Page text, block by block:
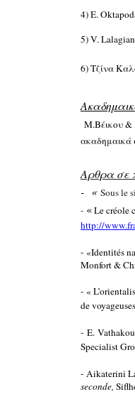
4)E.
5) V.
6) Τζίνα
Μ.Βέικου &
ακαδημαικά
Aρθρα σε
- « Sous le
- «Le créole
http://
- «Identités
Monfort &
- «
de
-E.
Specialist
- Aikaterini
seconde,